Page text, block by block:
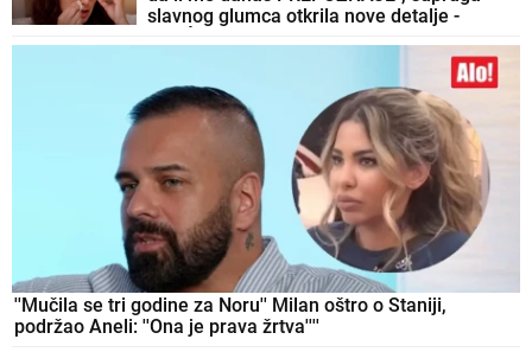
slavnog glumca otkrila nove detalje -
''Mučila se tri godine za Noru'' Milan oštro o Staniji,
podržao Aneli: ''Ona je prava žrtva''''